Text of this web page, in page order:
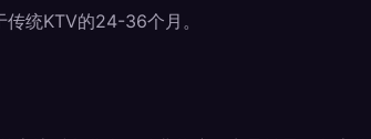
统KTV的24-36个月。